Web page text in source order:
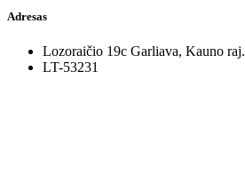
Adresas
Lozoraičio 19c Garliava, Kauno raj.
LT-53231